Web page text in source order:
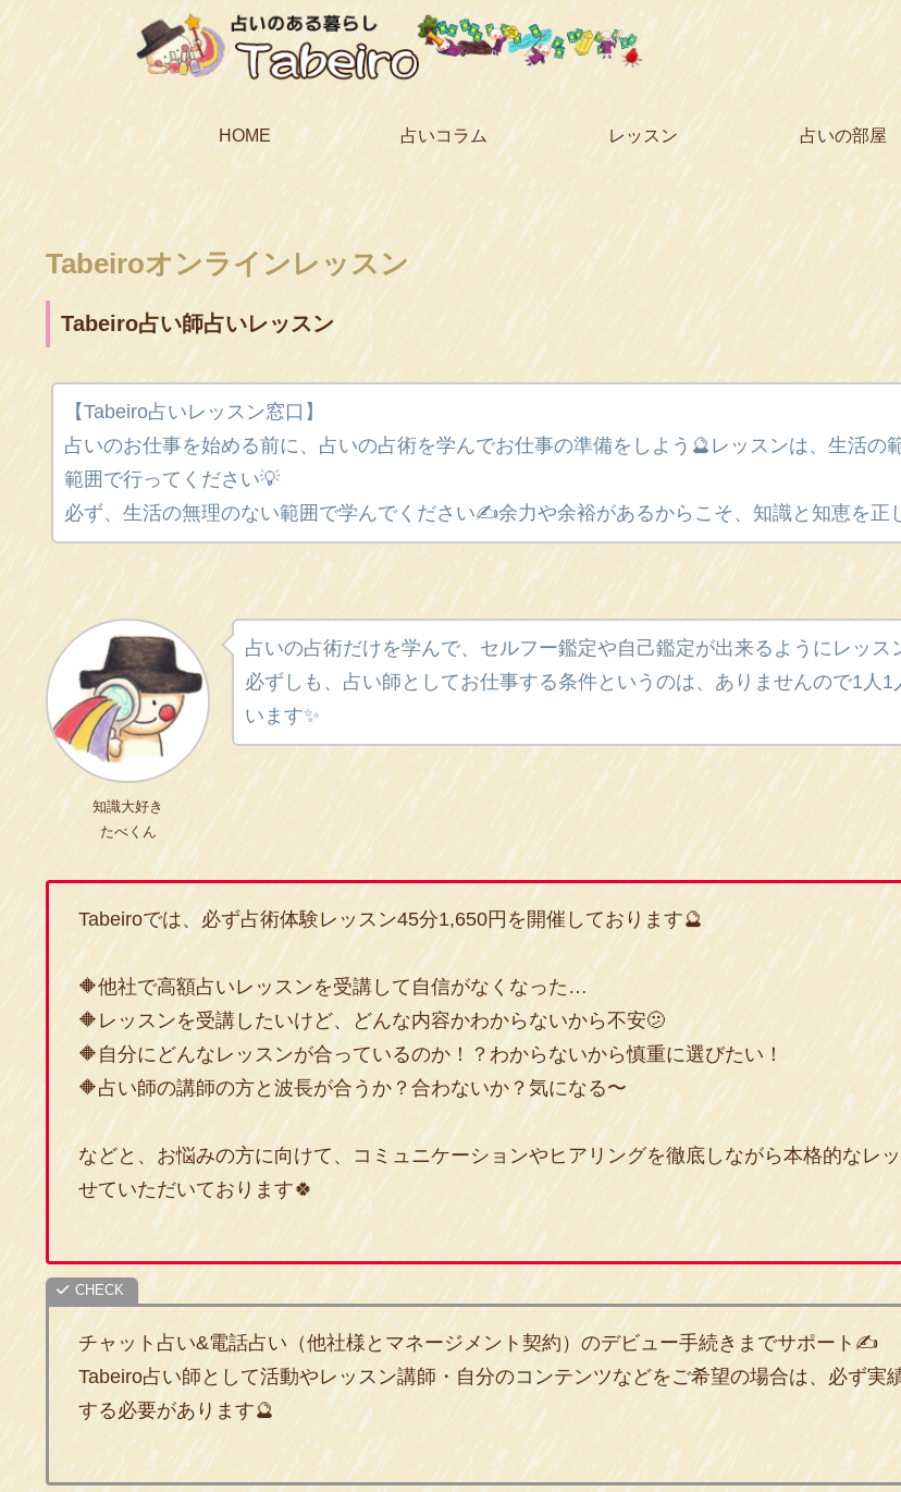
HOME 占いコラム レッスン 占いの部屋
Tabeiroオンラインレッスン
Tabeiro占い師占いレッスン
【Tabeiro占いレッスン窓口】
占いのお仕事を始める前に、占いの占術を学んでお仕事の準備をしよう🔮レッスンは、生活の
範囲で行ってください💡
必ず、生活の無理のない範囲で学んでください✍️余力や余裕があるからこそ、知識と知恵を正
知識大好き
たべくん
占いの占術だけを学んで、セルフー鑑定や自己鑑定が出来るようにレッ
必ずしも、占い師としてお仕事する条件というのは、ありませんので1人
います✨
Tabeiroでは、必ず占術体験レッスン45分1,650円を開催しております🔮
🔶他社で高額占いレッスンを受講して自信がなくなった…
🔶レッスンを受講したいけど、どんな内容かわからないから不安🫤
🔶自分にどんなレッスンが合っているのか！？わからないから慎重に選びたい！
🔶占い師の講師の方と波長が合うか？合わないか？気になる〜
などと、お悩みの方に向けて、コミュニケーションやヒアリングを徹底しながら本格的なレ
せていただいております🍀
チャット占い&電話占い（他社様とマネージメント契約）のデビュー手続きまでサポート✍️
Tabeiro占い師として活動やレッスン講師・自分のコンテンツなどをご希望の場合は、必ず
する必要があります🔮